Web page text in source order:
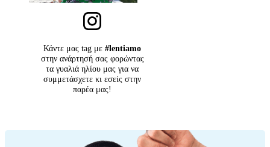
Κάντε μας tag με #lentiamo
στην ανάρτησή σας φορώντας
τα γυαλιά ηλίου μας για να
συμμετάσχετε κι εσείς στην
παρέα μας!